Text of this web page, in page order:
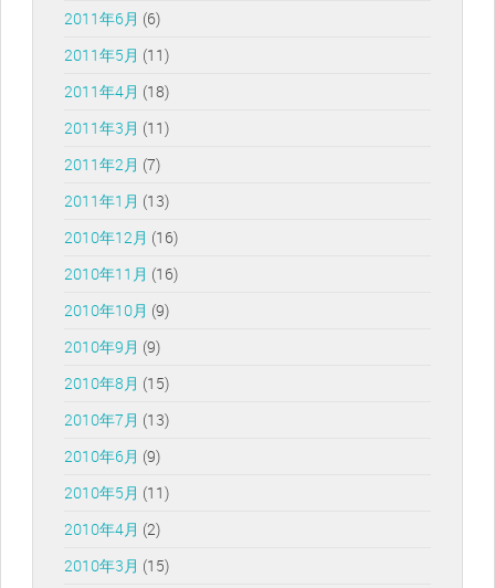
2011年6月 (6)
2011年5月 (11)
2011年4月 (18)
2011年3月 (11)
2011年2月 (7)
2011年1月 (13)
2010年12月 (16)
2010年11月 (16)
2010年10月 (9)
2010年9月 (9)
2010年8月 (15)
2010年7月 (13)
2010年6月 (9)
2010年5月 (11)
2010年4月 (2)
2010年3月 (15)